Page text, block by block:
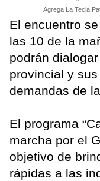
Agrega La Tecla
El encuentro
las 10 de la
podrán
provincial y
demandas de
El programa
marcha por el
objetivo de
rápidas a las